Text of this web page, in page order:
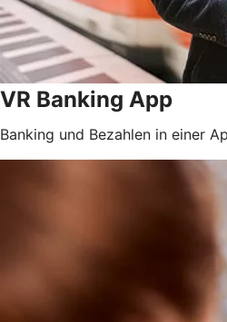
VR Banking App
Banking und Bezahlen in einer